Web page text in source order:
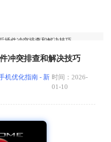
插件冲突排查和解决技巧
冲突排查和解决技巧
机优化指南 - 新 时间：2026-
01-10